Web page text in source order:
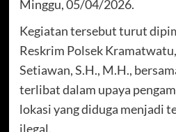
Minggu, 05/04/2026.
Kegiatan tersebut turut
Reskrim Polsek
Setiawan, S.H., M.H.,
terlibat dalam upaya
lokasi yang diduga menjadi
ilegal.